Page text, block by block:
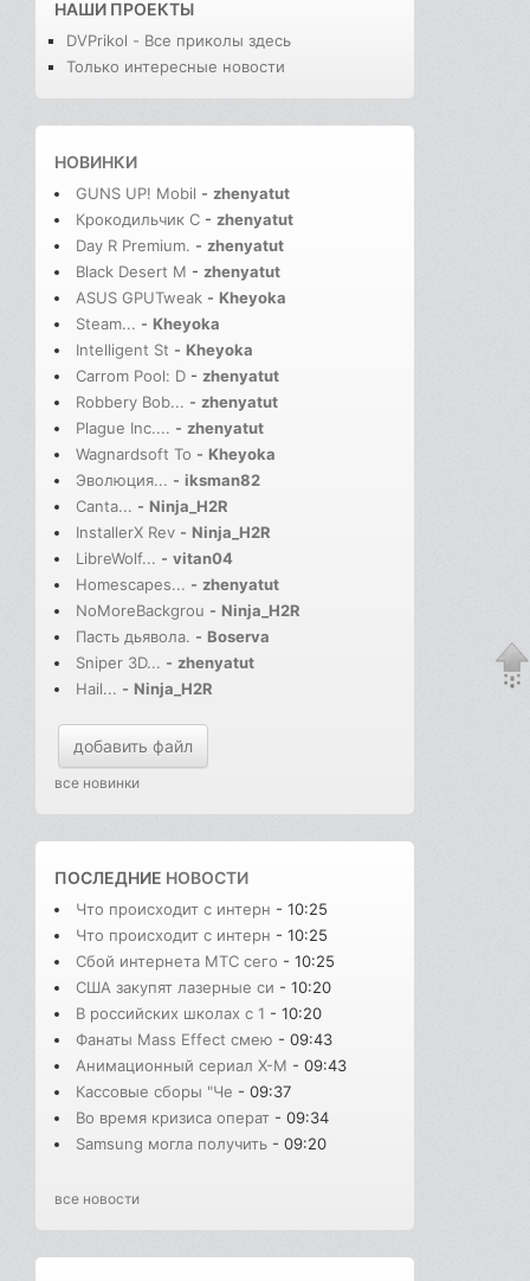
НАШИ ПРОЕКТЫ
DVPrikol - Все приколы здесь
Только интересные новости
НОВИНКИ
GUNS UP! Mobil - zhenyatut
Крокодильчик С - zhenyatut
Day R Premium. - zhenyatut
Black Desert M - zhenyatut
ASUS GPUTweak - Kheyoka
Steam... - Kheyoka
Intelligent St - Kheyoka
Carrom Pool: D - zhenyatut
Robbery Bob... - zhenyatut
Plague Inc.... - zhenyatut
Wagnardsoft To - Kheyoka
Эволюция... - iksman82
Canta... - Ninja_H2R
InstallerX Rev - Ninja_H2R
LibreWolf... - vitan04
Homescapes... - zhenyatut
NoMoreBackgrou - Ninja_H2R
Пасть дьявола. - Boserva
Sniper 3D... - zhenyatut
Hail... - Ninja_H2R
добавить файл
все новинки
ПОСЛЕДНИЕ НОВОСТИ
Что происходит с интерн - 10:25
Что происходит с интерн - 10:25
Сбой интернета МТС сего - 10:25
США закупят лазерные си - 10:20
В российских школах с 1 - 10:20
Фанаты Mass Effect смею - 09:43
Анимационный сериал X-M - 09:43
Кассовые сборы "Че - 09:37
Во время кризиса операт - 09:34
Samsung могла получить - 09:20
все новости